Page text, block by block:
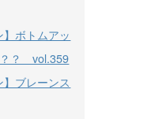
ボトムアッ
？？ vol.359
ブレーンス